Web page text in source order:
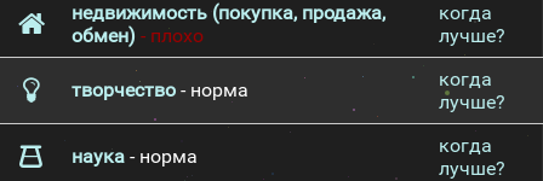
недвижимость (покупка, продажа,
обмен) - плохо
когда
лучше?
творчество - норма
когда
лучше?
наука - норма
когда
лучше?